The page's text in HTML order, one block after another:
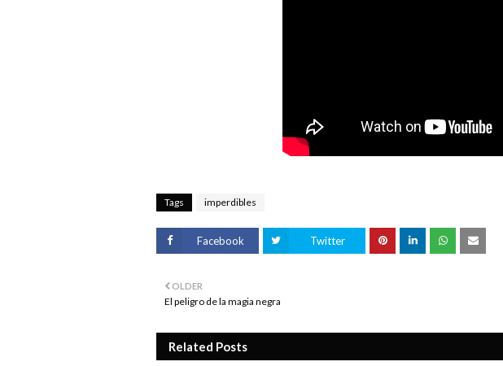
Tags imperdibles
Facebook Twitter
OLDER
El peligro de la magia negra
Related Posts